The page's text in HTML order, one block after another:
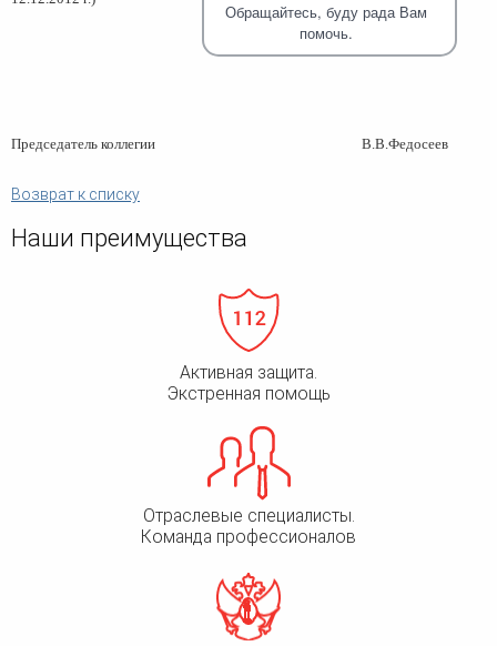
Обращайтесь, буду рада Вам
помочь.
Миграционное право
Недвижимость
Неимущественные права
Страховые споры
Таможенный адвокат
Председатель коллегии В.В.Федосеев
Возврат к списку
Наши преимущества
Активная защита.
Экстренная помощь
Отраслевые специалисты.
Команда профессионалов